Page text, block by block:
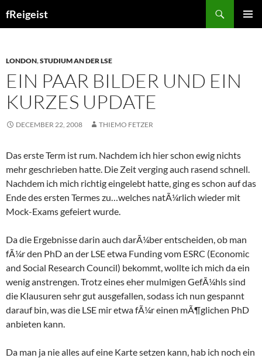
fReigeist
LONDON,STUDIUM AN DER LSE
EIN PAAR BILDER UND EIN
KURZES UPDATE
DECEMBER 22, 2008 THIEMO FETZER
Das erste Term ist rum. Nachdem ich hier schon ewig nichts
mehr geschrieben hatte. Die Zeit verging auch rasend schnell.
Nachdem ich mich richtig eingelebt hatte, ging es schon auf das
Ende des ersten Termes zu…welches natÃ¼rlich wieder mit
Mock-Exams gefeiert wurde.
Da die Ergebnisse darin auch darÃ¼ber entscheiden, ob man
fÃ¼r den PhD an der LSE etwa Funding vom ESRC (Economic
and Social Research Council) bekommt, wollte ich mich da ein
wenig anstrengen. Trotz eines eher mulmigen GefÃ¼hls sind
die Klausuren sehr gut ausgefallen, sodass ich nun gespannt
darauf bin, was die LSE mir etwa fÃ¼r einen mÃ¶glichen PhD
anbieten kann.
Da man ja nie alles auf eine Karte setzen kann, hab ich noch ein